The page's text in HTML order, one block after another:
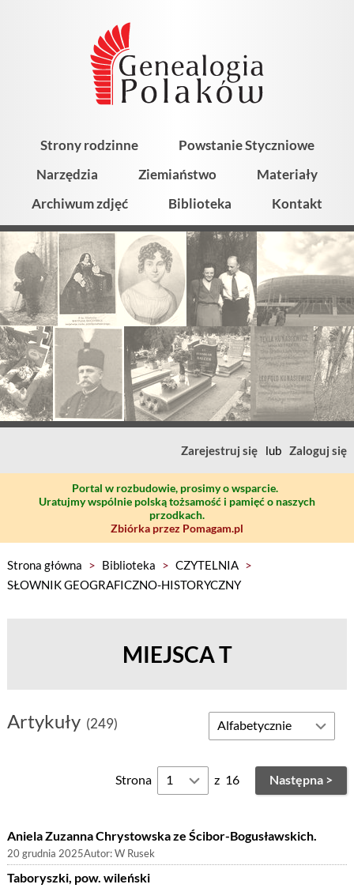
Strony rodzinne
Powstanie Styczniowe
Narzędzia
Ziemiaństwo
Materiały
Archiwum zdjęć
Biblioteka Kontakt
Zarejestruj się lub Zaloguj się
Portal w rozbudowie, prosimy o wsparcie.
Uratujmy wspólnie polską tożsamość i pamięć o naszych
przodkach.
Zbiórka przez Pomagam.pl
Strona główna > Biblioteka > CZYTELNIA >
SŁOWNIK GEOGRAFICZNO-HISTORYCZNY
MIEJSCA T
Artykuły (249)
Strona z 16 Następna >
Aniela Zuzanna Chrystowska ze Ścibor-Bogusławskich.
20 grudnia 2025Autor:W Rusek
Taboryszki, pow. wileński